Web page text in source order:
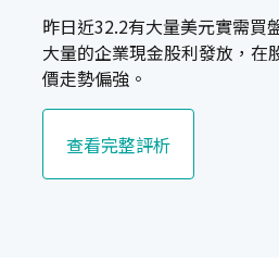
昨日近32.2有大量美元實需買
大量的企業現金股利發放，在
價走勢偏強。
查看完整評析